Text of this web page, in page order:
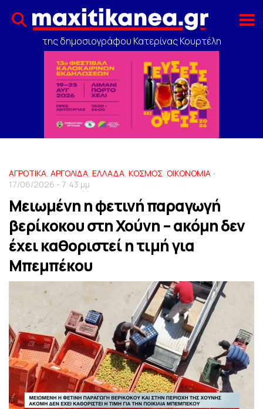
της δημοσιογράφου Κατερίνας Κουρτέλη
ΑΓΡΟΤΙΚΑ, ΑΡΓΟΛΙΔΑ, ΕΛΛΑΔΑ, ΚΟΣΜΟΣ, ΟΙΚΟΝΟΜΙΑ -
17/06/2026 - 7:43 μμ
Μειωμένη η φετινή παραγωγή
βερίκοκου στη Χούνη – ακόμη δεν
έχει καθοριστεί η τιμή για
Μπεμπέκου